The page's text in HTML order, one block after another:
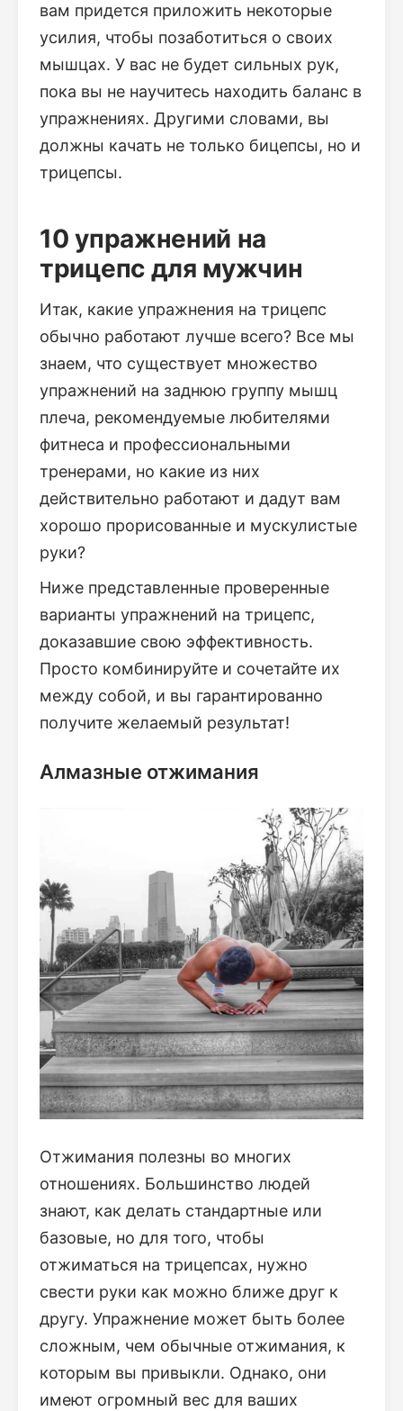
вам придется приложить некоторые
усилия, чтобы позаботиться о своих
мышцах. У вас не будет сильных рук,
пока вы не научитесь находить баланс в
упражнениях. Другими словами, вы
должны качать не только бицепсы, но и
трицепсы.
10 упражнений на
трицепс для мужчин
Итак, какие упражнения на трицепс
обычно работают лучше всего? Все мы
знаем, что существует множество
упражнений на заднюю группу мышц
плеча, рекомендуемые любителями
фитнеса и профессиональными
тренерами, но какие из них
действительно работают и дадут вам
хорошо прорисованные и мускулистые
руки?
Ниже представленные проверенные
варианты упражнений на трицепс,
доказавшие свою эффективность.
Просто комбинируйте и сочетайте их
между собой, и вы гарантированно
получите желаемый результат!
Алмазные отжимания
Отжимания полезны во многих
отношениях. Большинство людей
знают, как делать стандартные или
базовые, но для того, чтобы
отжиматься на трицепсах, нужно
свести руки как можно ближе друг к
другу. Упражнение может быть более
сложным, чем обычные отжимания, к
которым вы привыкли. Однако, они
имеют огромный вес для ваших